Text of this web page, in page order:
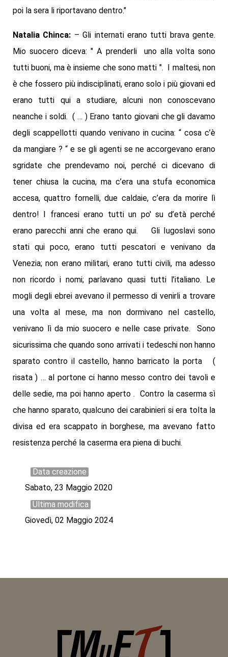
poi la sera li riportavano dentro."
Natalia Chinca: – Gli internati erano tutti brava gente.
Mio suocero diceva: " A prenderli uno alla volta sono
tutti buoni, ma è insieme che sono matti ". I maltesi, non
è che fossero più indisciplinati, erano solo i più giovani ed
erano tutti qui a studiare, alcuni non conoscevano
neanche i soldi. ( … ) Erano tanto giovani che gli davamo
degli scappellotti quando venivano in cucina: “ cosa c’è
da mangiare ? “ e se gli agenti se ne accorgevano erano
sgridate che prendevamo noi, perché ci dicevano di
tener chiusa la cucina, ma c’era una stufa economica
accesa, quattro fornelli, due caldaie, c’era da morire lì
dentro! I francesi erano tutti un po' su d’età perché
erano parecchi anni che erano qui. Gli Iugoslavi sono
stati qui poco, erano tutti pescatori e venivano da
Venezia; non erano militari, erano tutti civili, ma adesso
non ricordo i nomi; parlavano quasi tutti l’italiano. Le
mogli degli ebrei avevano il permesso di venirli a trovare
una volta al mese, ma non dormivano nel castello,
venivano lì da mio suocero e nelle case private. Sono
sicurissima che quando sono arrivati i tedeschi non hanno
sparato contro il castello, hanno barricato la porta (
risata ) … al portone ci hanno messo contro dei tavoli e
delle sedie, ma poi hanno aperto . Contro la caserma sì
che hanno sparato, qualcuno dei carabinieri si era tolta la
divisa ed era scappato in borghese, ma avevano fatto
resistenza perché la caserma era piena di buchi.
Data creazione
Sabato, 23 Maggio 2020
Ultima modifica
Giovedì, 02 Maggio 2024